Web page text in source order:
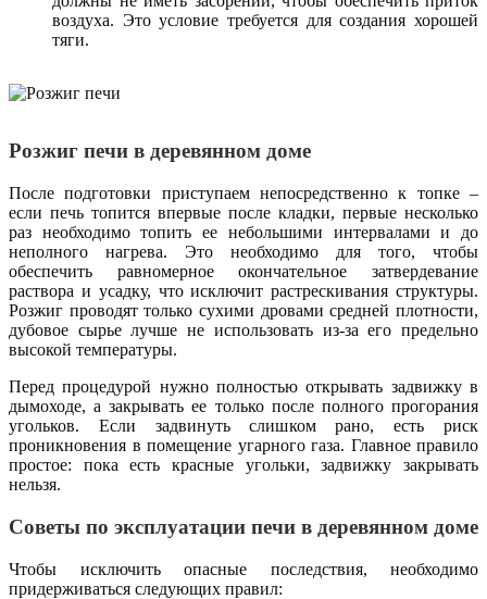
воздуха. Это условие требуется для создания хорошей
тяги.
Розжиг печи в деревянном доме
После подготовки приступаем непосредственно к топке –
если печь топится впервые после кладки, первые несколько
раз необходимо топить ее небольшими интервалами и до
неполного нагрева. Это необходимо для того, чтобы
обеспечить равномерное окончательное затвердевание
раствора и усадку, что исключит растрескивания структуры.
Розжиг проводят только сухими дровами средней плотности,
дубовое сырье лучше не использовать из-за его предельно
высокой температуры.
Перед процедурой нужно полностью открывать задвижку в
дымоходе, а закрывать ее только после полного прогорания
угольков. Если задвинуть слишком рано, есть риск
проникновения в помещение угарного газа. Главное правило
простое: пока есть красные угольки, задвижку закрывать
нельзя.
Советы по эксплуатации печи в деревянном доме
Чтобы исключить опасные последствия, необходимо
придерживаться следующих правил: